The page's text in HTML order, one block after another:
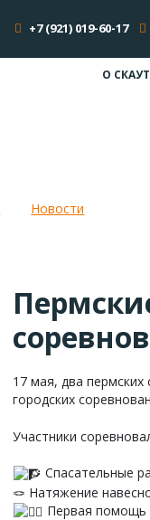
+7 (921) 019-60-17
О
Новости
17 мая, два пермских
городских
Участники
Спасательные
🪢 Натяжение
Первая помощь